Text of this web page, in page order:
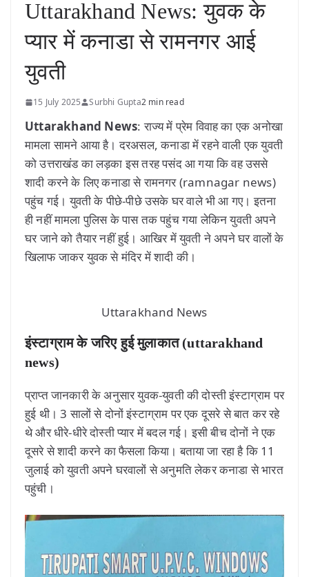
Uttarakhand News: युवक के
प्यार में कनाडा से रामनगर आई
युवती
15 July 2025 Surbhi Gupta2 min read
Uttarakhand News: राज्य में प्रेम विवाह का एक अनोखा
मामला सामने आया है। दरअसल, कनाडा में रहने वाली एक युवती
को उत्तराखंड का लड़का इस तरह पसंद आ गया कि वह उससे
शादी करने के लिए कनाडा से रामनगर (ramnagar news)
पहुंच गई। युवती के पीछे-पीछे उसके घर वाले भी आ गए। इतना
ही नहीं मामला पुलिस के पास तक पहुंच गया लेकिन युवती अपने
घर जाने को तैयार नहीं हुई। आखिर में युवती ने अपने घर वालों के
खिलाफ जाकर युवक से मंदिर में शादी की।
Uttarakhand News
इंस्टाग्राम के जरिए हुई मुलाकात (uttarakhand
news)
प्राप्त जानकारी के अनुसार युवक-युवती की दोस्ती इंस्टाग्राम पर
हुई थी। 3 सालों से दोनों इंस्टाग्राम पर एक दूसरे से बात कर रहे
थे और धीरे-धीरे दोस्ती प्यार में बदल गई। इसी बीच दोनों ने एक
दूसरे से शादी करने का फैसला किया। बताया जा रहा है कि 11
जुलाई को युवती अपने घरवालों से अनुमति लेकर कनाडा से भारत
पहुंची।